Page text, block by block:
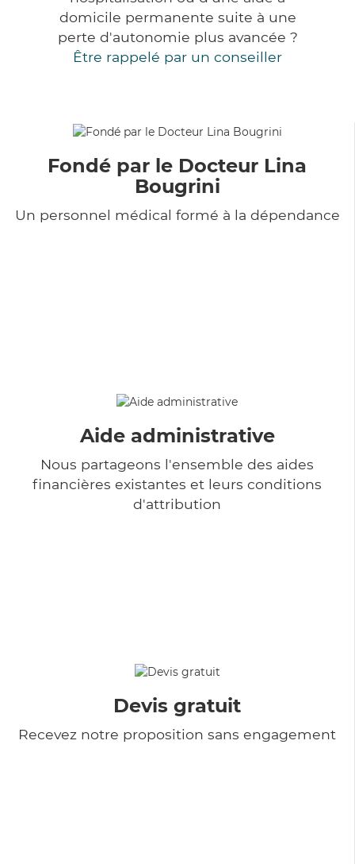
domicile permanente suite à une
perte d'autonomie plus avancée ?
Être rappelé par un conseiller
Fondé par le Docteur Lina
Bougrini
Un personnel médical formé à la dépendance
Aide administrative
Nous partageons l'ensemble des aides
financières existantes et leurs conditions
d'attribution
Devis gratuit
Recevez notre proposition sans engagement